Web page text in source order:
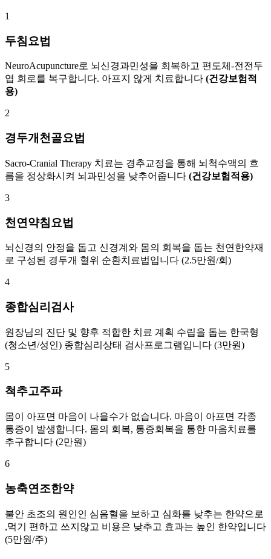
1
두침요법
NeuroAcupuncture로 뇌신경과민성을 회복하고 편도체-전전두
엽 회로를 복구합니다. 아프지 않게 치료합니다 (건강보험적
용)
2
경두개천골요법
Sacro-Cranial Therapy 치료는 경추교정을 통해 뇌척수액의 흐
름을 정상화시켜 뇌과민성을 낮추어줍니다 (건강보험적용)
3
천연약침요법
뇌신경의 안정을 돕고 신경계와 몸의 회복을 돕는 천연한약재
로 구성된 경두개 혈위 순환치료법입니다 (2.5만원/회)
4
종합심리검사
원장님의 진단 및 향후 적합한 치료 계획 수립을 돕는 한국형
(청소년/성인) 종합심리상태 검사프로그램입니다 (3만원)
5
척추고주파
몸이 아프면 마음이 나을수가 없습니다. 마음이 아프면 각종
통증이 발생합니다. 몸의 회복, 통증회복을 통한 마음치료를
추구합니다 (2만원)
6
농축연조한약
불안 초조의 원인인 심음혈을 보하고 심화를 낮추는 한약으로
,먹기 편하고 쓰지않고 비용은 낮추고 효과는 높인 한약입니다
(5만원/주)